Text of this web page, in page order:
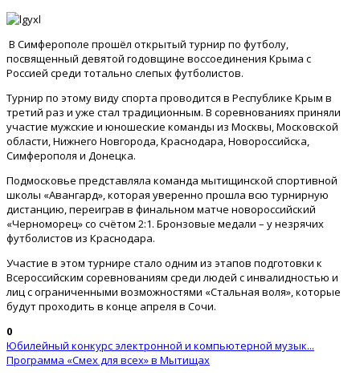
В Симферополе прошёл открытый турнир по футболу,
посвященный девятой годовщине воссоединения Крыма с
Россией среди тотально слепых футболистов.
Турнир по этому виду спорта проводится в Республике Крым в
третий раз и уже стал традиционным. В соревнованиях приняли
участие мужские и юношеские команды из Москвы, Московской
области, Нижнего Новгорода, Краснодара, Новороссийска,
Симферополя и Донецка.
Подмосковье представляла команда мытищинской спортивной
школы «Авангард», которая уверенно прошла всю турнирную
дистанцию, переиграв в финальном матче новороссийский
«Черноморец» со счётом 2:1. Бронзовые медали – у незрячих
футболистов из Краснодара.
Участие в этом турнире стало одним из этапов подготовки к
Всероссийским соревнованиям среди людей с инвалидностью и
лиц с ограниченными возможностями «Стальная воля», которые
будут проходить в конце апреля в Сочи.
0
Юбилейный конкурс электронной и компьютерной музык...
Программа «Смех для всех» в Мытищах